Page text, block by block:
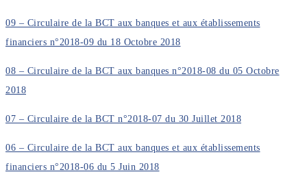
09 – Circulaire de la BCT aux banques et aux établissements
financiers n°2018-09 du 18 Octobre 2018
08 – Circulaire de la BCT aux banques n°2018-08 du 05 Octobre
2018
07 – Circulaire de la BCT n°2018-07 du 30 Juillet 2018
06 – Circulaire de la BCT aux banques et aux établissements
financiers n°2018-06 du 5 Juin 2018